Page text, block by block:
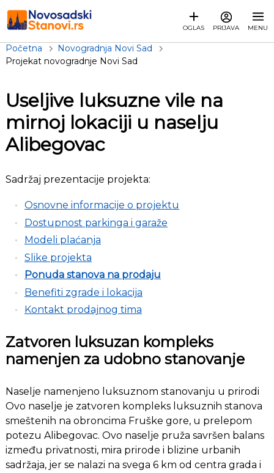
OGLAS PRIJAVA MENU
Početna
Novogradnja Novi Sad
Projekat novogradnje Novi Sad
Useljive luksuzne vile na
mirnoj lokaciji u naselju
Alibegovac
Sadržaj prezentacije projekta:
Osnovne informacije o projektu
Dostupnost parkinga i garaže
Modeli plaćanja
Slike projekta
Ponuda stanova na prodaju
Benefiti zgrade i lokacija
Kontakt prodajnog tima
Zatvoren luksuzan kompleks
namenjen za udobno stanovanje
Naselje namenjeno luksuznom stanovanju u prirodi
Ovo naselje je zatvoren kompleks luksuznih stanova
smeštenih na obroncima Fruške gore, u prelepom
potezu Alibegovac. Ovo naselje pruža savršen balans
između privatnosti, mira prirode i blizine urbanih
sadržaja, jer se nalazi na svega 6 km od centra grada i